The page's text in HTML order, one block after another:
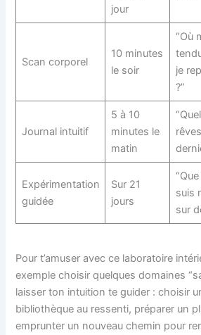
jour
Scan corporel
10 minutes
le soir
“Où
je
?”
Journal intuitif
5 à 10
minutes le
matin
Expérimentation
guidée
Sur 21
jours
suis
sur
Pour t’amuser avec ce laboratoire
exemple choisir quelques domaines
laisser ton intuition te guider : choisir
bibliothèque au ressenti, préparer un
emprunter un nouveau chemin pour